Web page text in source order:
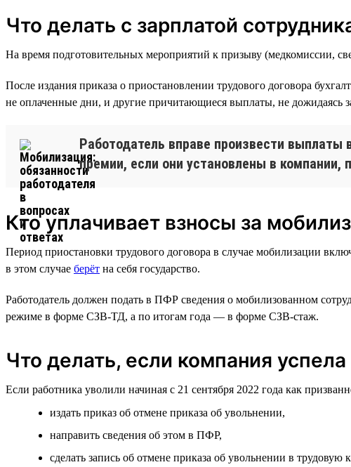
Что делать с зарплатой
На время подготовительных мероприятий к призыву (медкомиссии,
После издания приказа о приостановлении трудового договора
не оплаченные дни, и другие причитающиеся выплаты, не дожидаясь
Работодатель вправе произвести
премии, если они установлены в компании,
Кто уплачивает взносы за
Период приостановки трудового договора в случае мобилизации
в этом случае берёт на себя государство.
Работодатель должен подать в ПФР сведения о мобилизованном
режиме в форме СЗВ-ТД, а по итогам года — в форме СЗВ-стаж.
Что делать, если компания
Если работника уволили начиная с 21 сентября 2022 года как
издать приказ об отмене приказа об увольнении,
направить сведения об этом в ПФР,
сделать запись об отмене приказа об увольнении в трудовую